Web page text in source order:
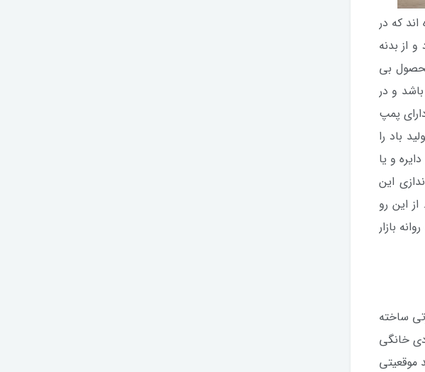
که در
از بدنه
بی
و در
پمپ
باد را
و یا
این
این رو
بازار
ساخته
خانگی
موقعیتی